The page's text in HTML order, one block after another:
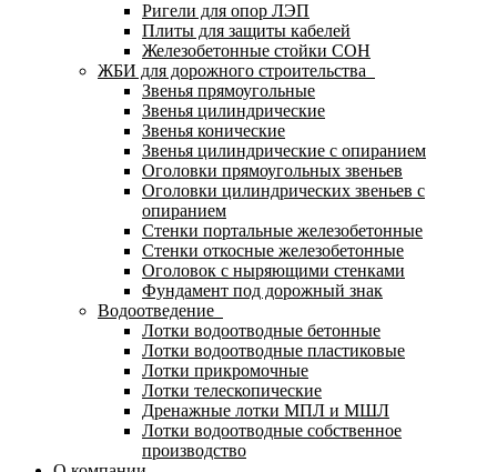
Ригели для опор ЛЭП
Плиты для защиты кабелей
Железобетонные стойки СОН
ЖБИ для дорожного строительства
Звенья прямоугольные
Звенья цилиндрические
Звенья конические
Звенья цилиндрические с опиранием
Оголовки прямоугольных звеньев
Оголовки цилиндрических звеньев с
опиранием
Стенки портальные железобетонные
Стенки откосные железобетонные
Оголовок с ныряющими стенками
Фундамент под дорожный знак
Водоотведение
Лотки водоотводные бетонные
Лотки водоотводные пластиковые
Лотки прикромочные
Лотки телескопические
Дренажные лотки МПЛ и МШЛ
Лотки водоотводные собственное
производство